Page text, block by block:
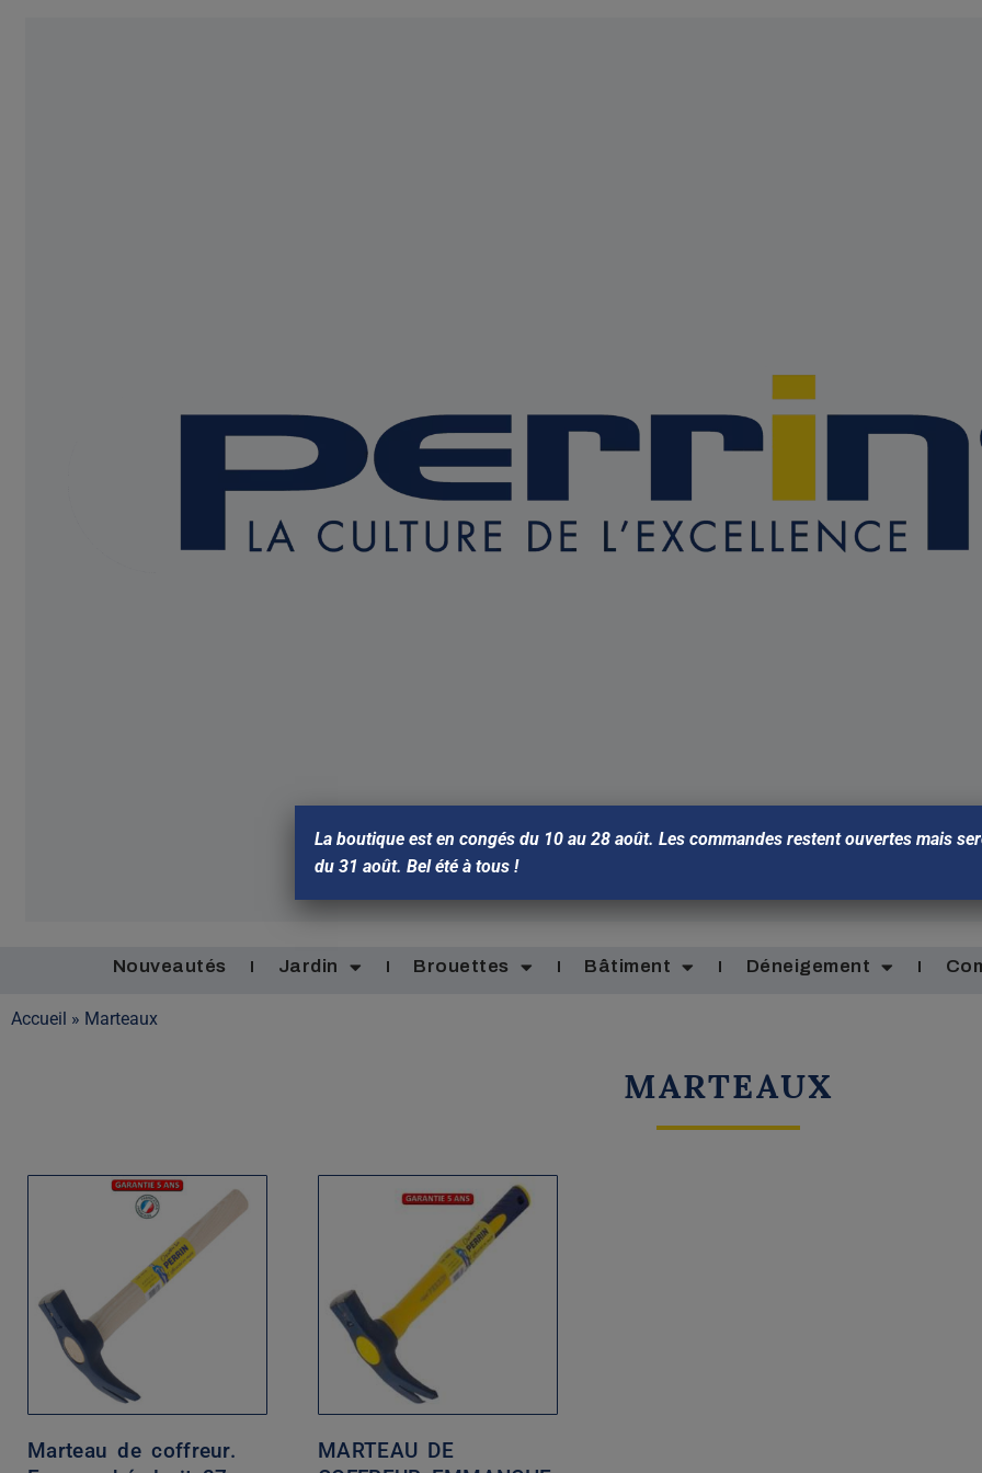
Nouveautés Jardin Brouettes Bâtiment Déneigement
Accueil » Marteaux
MARTEAUX
Marteau de coffreur.
MARTEAU DE
La boutique est en congés du 10 au 28 août. Les commandes restent ouvertes mais
du 31 août. Bel été à tous !